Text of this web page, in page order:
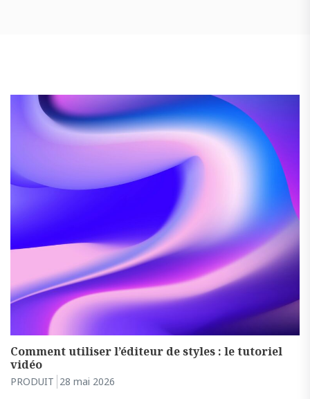
Comment utiliser l’éditeur de styles : le tutoriel
vidéo
PRODUIT 28 mai 2026